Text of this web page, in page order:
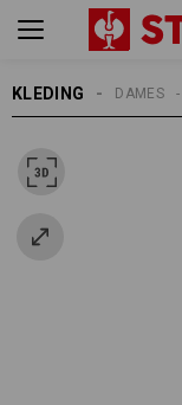
KLEDING DAMES